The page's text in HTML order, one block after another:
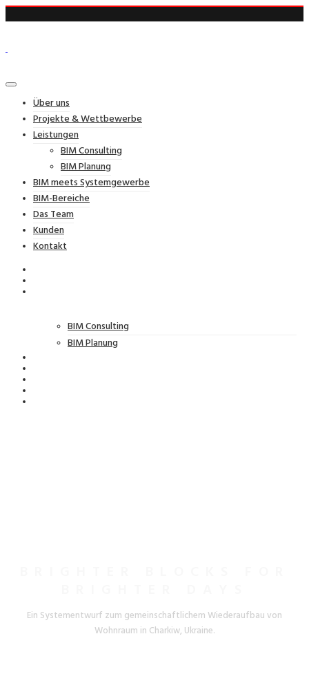
Über uns
Projekte & Wettbewerbe
Leistungen
BIM Consulting
BIM Planung
BIM meets Systemgewerbe
BIM-Bereiche
Das Team
Kunden
Kontakt
BIM Consulting
BIM Planung
Ein Systementwurf zum gemeinschaftlichem Wiederaufbau von
Wohnraum in Charkiw, Ukraine.